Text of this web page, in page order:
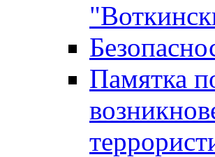
Памятка